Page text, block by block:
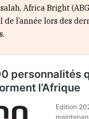
Africa Bright
de l’année lors des